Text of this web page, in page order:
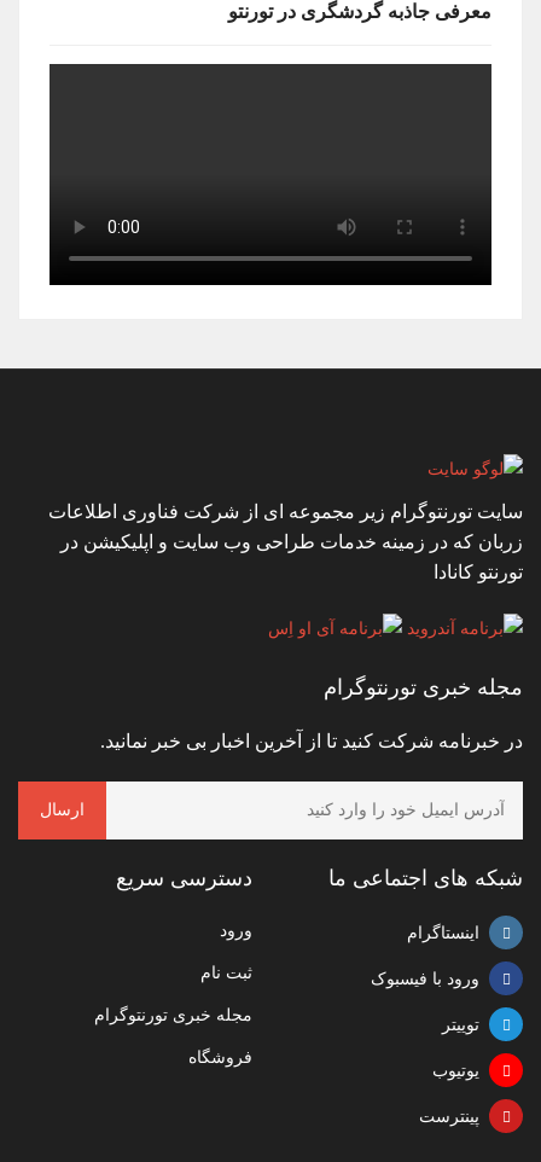
معرفی جاذبه گردشگری در تورنتو
سایت تورنتوگرام زیر مجموعه ای از شرکت فناوری اطلاعات
زربان که در زمینه خدمات طراحی وب سایت و اپلیکیشن در
تورنتو کانادا
مجله خبری تورنتوگرام
در خبرنامه شرکت کنید تا از آخرین اخبار بی خبر نمانید.
شبکه های اجتماعی ما
اینستاگرام
ورود با فیسبوک
توییتر
یوتیوب
پینترست
دسترسی سریع
ورود
ثبت نام
مجله خبری تورنتوگرام
فروشگاه